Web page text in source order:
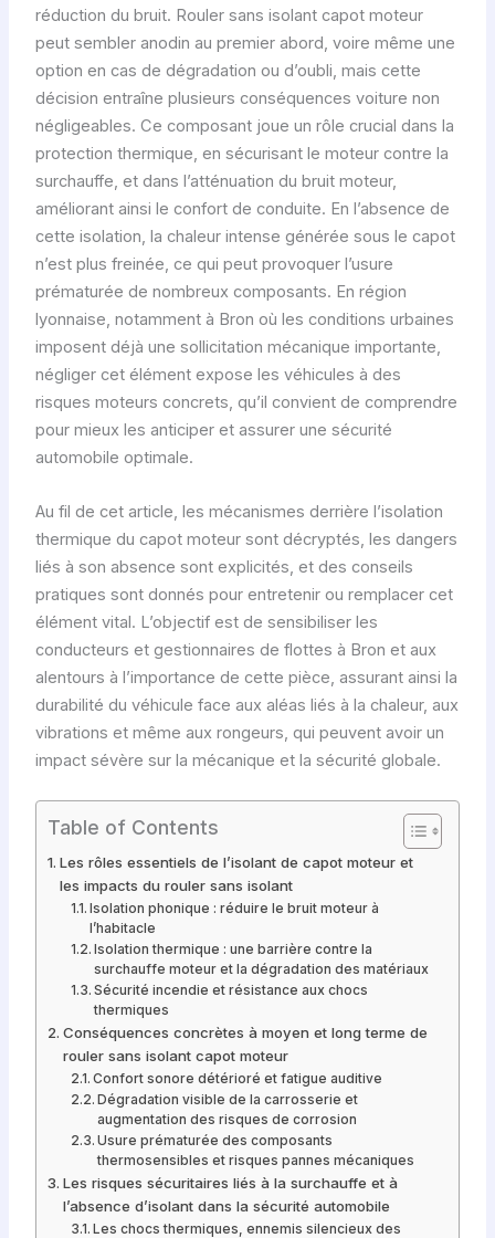
réduction du bruit. Rouler sans isolant capot moteur
peut sembler anodin au premier abord, voire même une
option en cas de dégradation ou d’oubli, mais cette
décision entraîne plusieurs conséquences voiture non
négligeables. Ce composant joue un rôle crucial dans la
protection thermique, en sécurisant le moteur contre la
surchauffe, et dans l’atténuation du bruit moteur,
améliorant ainsi le confort de conduite. En l’absence de
cette isolation, la chaleur intense générée sous le capot
n’est plus freinée, ce qui peut provoquer l’usure
prématurée de nombreux composants. En région
lyonnaise, notamment à Bron où les conditions urbaines
imposent déjà une sollicitation mécanique importante,
négliger cet élément expose les véhicules à des
risques moteurs concrets, qu’il convient de comprendre
pour mieux les anticiper et assurer une sécurité
automobile optimale.
Au fil de cet article, les mécanismes derrière l’isolation
thermique du capot moteur sont décryptés, les dangers
liés à son absence sont explicités, et des conseils
pratiques sont donnés pour entretenir ou remplacer cet
élément vital. L’objectif est de sensibiliser les
conducteurs et gestionnaires de flottes à Bron et aux
alentours à l’importance de cette pièce, assurant ainsi la
durabilité du véhicule face aux aléas liés à la chaleur, aux
vibrations et même aux rongeurs, qui peuvent avoir un
impact sévère sur la mécanique et la sécurité globale.
Table of Contents
Les rôles essentiels de l’isolant de capot moteur et
les impacts du rouler sans isolant
Isolation phonique : réduire le bruit moteur à
l’habitacle
Isolation thermique : une barrière contre la
surchauffe moteur et la dégradation des matériaux
Sécurité incendie et résistance aux chocs
thermiques
Conséquences concrètes à moyen et long terme de
rouler sans isolant capot moteur
Confort sonore détérioré et fatigue auditive
Dégradation visible de la carrosserie et
augmentation des risques de corrosion
Usure prématurée des composants
thermosensibles et risques pannes mécaniques
Les risques sécuritaires liés à la surchauffe et à
l’absence d’isolant dans la sécurité automobile
Les chocs thermiques, ennemis silencieux des